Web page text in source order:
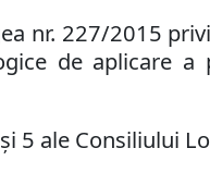
nr. 227/2015
de aplicare a
și 5 ale Consiliului